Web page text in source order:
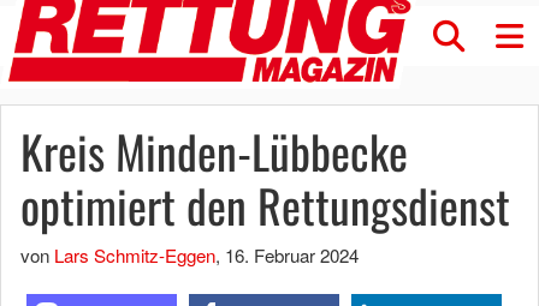
Kreis Minden-Lübbecke
optimiert den Rettungsdienst
von Lars Schmitz-Eggen, 16. Februar 2024